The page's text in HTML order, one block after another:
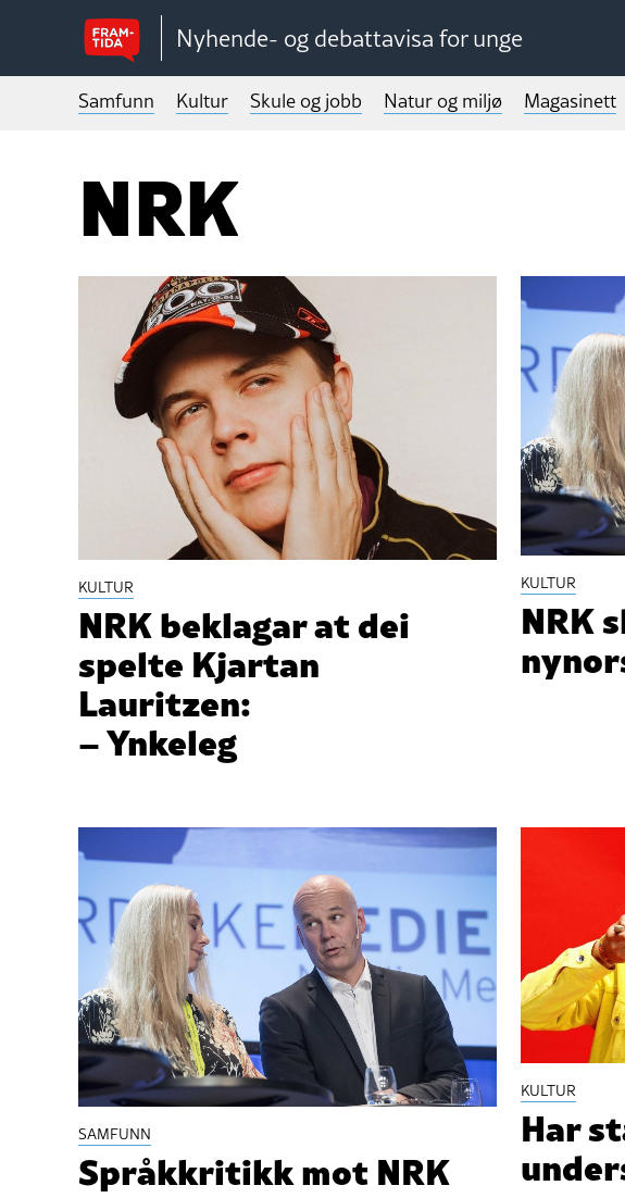
Nyhende- og debattavisa for unge
Samfunn Kultur Skule og jobb Natur og miljø Magasinett
NRK
KULTUR
NRK beklagar at dei
spelte Kjartan
Lauritzen:
– Ynkeleg
KULTUR
NRK
SAMFUNN
Språkkritikk mot NRK
KULTUR
Har